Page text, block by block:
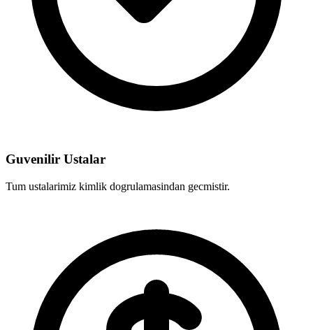
Guvenilir Ustalar
Tum ustalarimiz kimlik dogrulamasindan gecmistir.